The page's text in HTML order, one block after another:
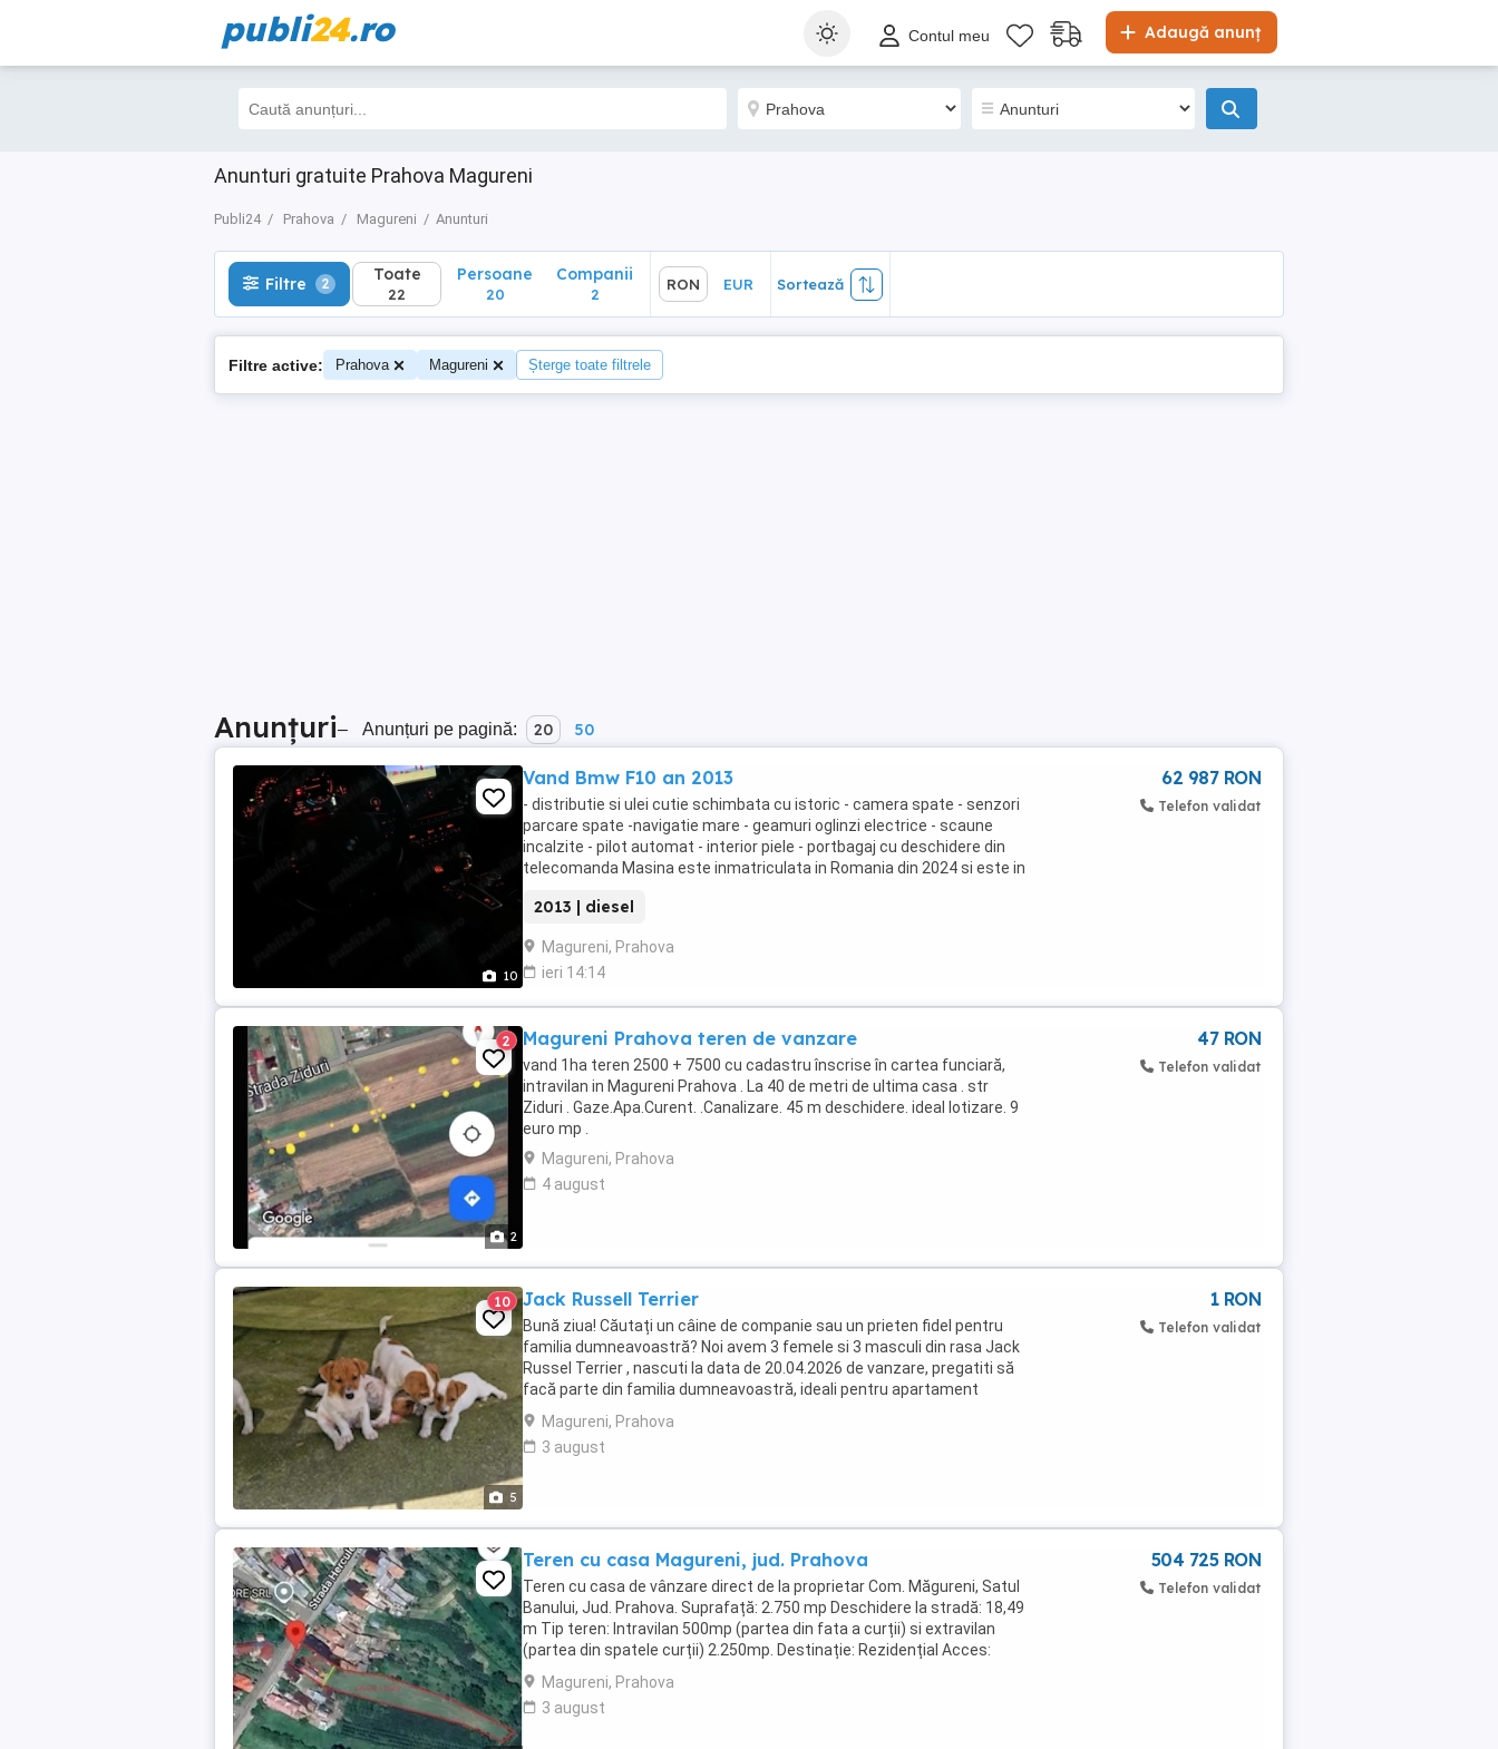
publi24.ro Adaugă anunț
Contul meu
Anunturi gratuite Prahova Magureni
Publi24 Prahova Magureni Anunturi
Filtre 2 Toate
22
Sortează
Filtre 2 Toate
22
Persoane
20
Companii
2
RON EUR Sortează
Filtre active: Prahova Magureni Șterge toate filtrele
Anunțuri– Anunțuri pe pagină: 20 50
10
Vand Bmw F10 an 2013
- distributie si ulei cutie schimbata cu istoric - camera spate - senzori
parcare spate -navigatie mare - geamuri oglinzi electrice - scaune
incalzite - pilot automat - interior piele - portbagaj cu deschidere din
telecomanda Masina este inmatriculata in Romania din 2024 si este in
2013 | diesel
Magureni, Prahova
ieri 14:14
62 987 RON
Telefon validat
2
2 Magureni Prahova teren de vanzare
vand 1ha teren 2500 + 7500 cu cadastru înscrise în cartea funciară,
intravilan in Magureni Prahova . La 40 de metri de ultima casa . str
Ziduri . Gaze.Apa.Curent. .Canalizare. 45 m deschidere. ideal lotizare. 9
euro mp .
Magureni, Prahova
4 august
47 RON
Telefon validat
5
10 Jack Russell Terrier
Bună ziua! Căutați un câine de companie sau un prieten fidel pentru
familia dumneavoastră? Noi avem 3 femele si 3 masculi din rasa Jack
Russel Terrier , nascuti la data de 20.04.2026 de vanzare, pregatiti să
facă parte din familia dumneavoastră, ideali pentru apartament
deoarece nu necesita costuri ...
Magureni, Prahova
3 august
1 RON
Telefon validat
Teren cu casa Magureni, jud. Prahova
Teren cu casa de vânzare direct de la proprietar Com. Măgureni, Satul
Banului, Jud. Prahova. Suprafață: 2.750 mp Deschidere la stradă: 18,49
m Tip teren: Intravilan 500mp (partea din fata a curții) si extravilan
(partea din spatele curții) 2.250mp. Destinație: Rezidențial Acces:
Drum asfaltat, iluminat ...
Magureni, Prahova
3 august
504 725 RON
Telefon validat